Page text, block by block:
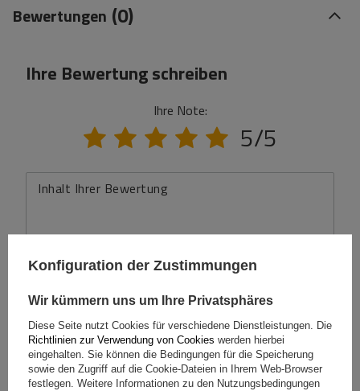
Bewertungen (0)
Ihre Bewertung schreiben
Ihre Note:
5/5
Inhalt Ihrer Bewertung
Ihr Vorname
Konfiguration der Zustimmungen
Wir kümmern uns um Ihre Privatsphäres
Diese Seite nutzt Cookies für verschiedene Dienstleistungen. Die
Richtlinien zur Verwendung von Cookies werden hierbei
eingehalten. Sie können die Bedingungen für die Speicherung
sowie den Zugriff auf die Cookie-Dateien in Ihrem Web-Browser
festlegen. Weitere Informationen zu den Nutzungsbedingungen